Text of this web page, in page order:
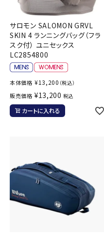
サロモン SALOMON GRVL
SKIN 4 ランニングバッグ（フラ
スク付） ユニセックス
LC2854800
本体価格 ¥13,200 （税込）
販売価格 ¥13,200 税込
カートに入れる